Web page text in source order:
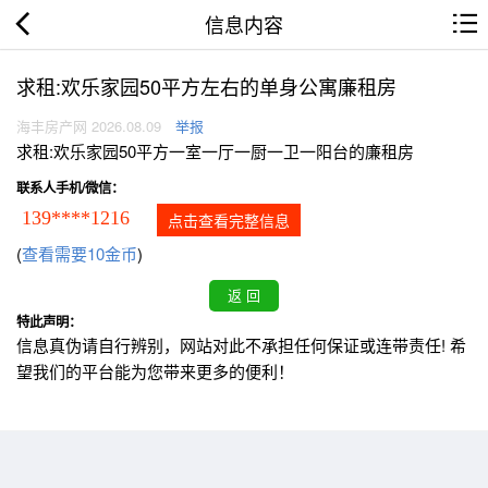
信息内容
求租:欢乐家园50平方左右的单身公寓廉租房
海丰房产网 2026.08.09 举报
求租:欢乐家园50平方一室一厅一厨一卫一阳台的廉租房
联系人手机/微信：
139****1216 点击查看完整信息
(查看需要10金币)
特此声明：
信息真伪请自行辨别，网站对此不承担任何保证或连带责任! 希
望我们的平台能为您带来更多的便利！